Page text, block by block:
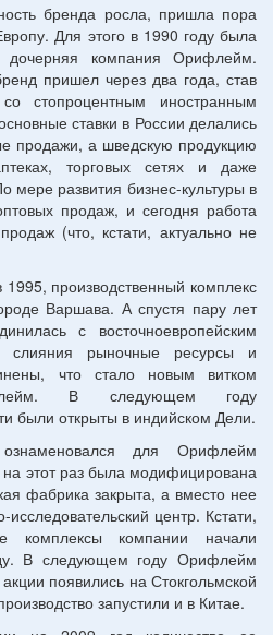
бренда росла, пришла пора
Для этого в 1990 году была
дочерняя компания Орифлейм.
пришел через два года, став
стопроцентным иностранным
ставки в России делались
продажи, а шведскую продукцию
торговых сетях и даже
мере развития бизнес-культуры в
продаж, и сегодня работа
(что, кстати, актуально не
производственный комплекс
Варшава. А спустя пару лет
с восточноевропейским
слияния рыночные ресурсы и
что стало новым витком
В следующем году
были открыты в индийском Дели.
для Орифлейм
этот раз была модифицирована
фабрика закрыта, а вместо нее
центр. Кстати,
комплексы компании начали
В следующем году Орифлейм
появились на Стокгольмской
запустили и в Китае.